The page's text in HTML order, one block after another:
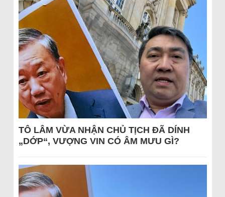
TÔ LÂM VỪA NHẬN CHỦ TỊCH ĐÃ DÍNH
„DỚP“, VƯỢNG VIN CÓ ÂM MƯU GÌ?